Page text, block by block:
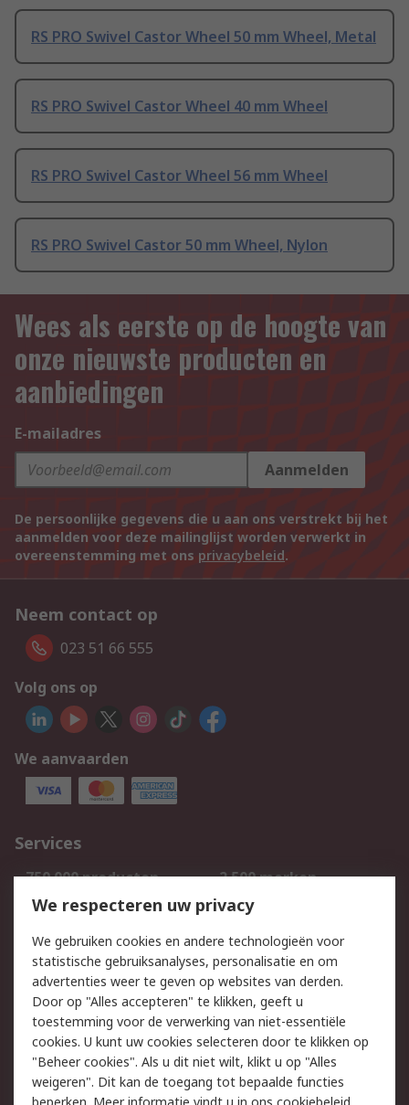
RS PRO Swivel Castor Wheel 50 mm Wheel, Metal
RS PRO Swivel Castor Wheel 40 mm Wheel
RS PRO Swivel Castor Wheel 56 mm Wheel
RS PRO Swivel Castor 50 mm Wheel, Nylon
Wees als eerste op de hoogte van
onze nieuwste producten en
aanbiedingen
E-mailadres
Aanmelden
De persoonlijke gegevens die u aan ons verstrekt bij het
aanmelden voor deze mailinglijst worden verwerkt in
overeenstemming met ons privacybeleid.
Neem contact op
023 51 66 555
Volg ons op
We aanvaarden
Services
750.000 producten
2.500 merken
Bestellen
Inkoopoplossingen
Track & Trace
Wettelijk
Cookiebeleid
Email veiligheid
Privacybeleid
Websitevoorwaarden
Algemene
We respecteren uw privacy
We gebruiken cookies en andere technologieën voor
statistische gebruiksanalyses, personalisatie en om
advertenties weer te geven op websites van derden.
Door op "Alles accepteren" te klikken, geeft u
toestemming voor de verwerking van niet-essentiële
cookies. U kunt uw cookies selecteren door te klikken op
"Beheer cookies". Als u dit niet wilt, klikt u op "Alles
weigeren". Dit kan de toegang tot bepaalde functies